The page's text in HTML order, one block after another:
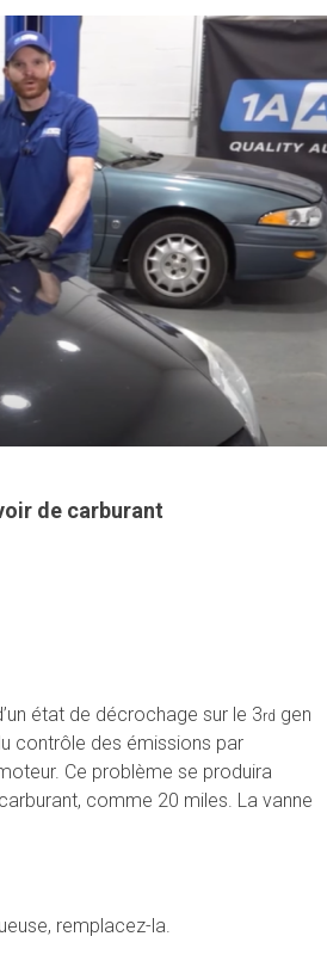
de carburant
état de décrochage sur le 3rd gen
contrôle des émissions par
Ce problème se produira
comme 20 miles. La vanne
remplacez-la.